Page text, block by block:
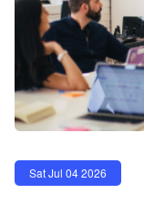
Sat Jul 04 2026